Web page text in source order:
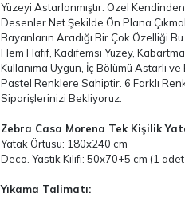
Yüzeyi Astarlanmıştır. Özel
Desenler Net Şekilde Ön Plana
Bayanların Aradığı Bir Çok Özelliği
Hem Hafif, Kadifemsi Yüzey,
Kullanıma Uygun, İç Bölümü Astarlı
Pastel Renklere Sahiptir. 6 Farklı
Siparişlerinizi Bekliyoruz.
Zebra Casa Morena Tek Kişilik
Yatak Örtüsü: 180x240 cm
Deco. Yastık Kılıfı: 50x70+5 cm (1
Yıkama Talimatı: